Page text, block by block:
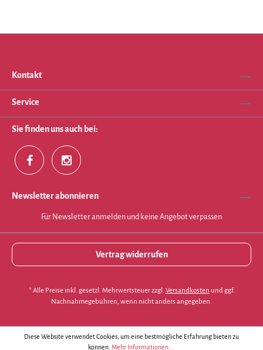
Kontakt
Service
Sie finden uns auch bei:
Newsletter abonnieren
Für Newsletter anmelden und keine Angebot verpassen
Vertrag widerrufen
* Alle Preise inkl. gesetzl. Mehrwertsteuer zzgl. Versandkosten und ggf.
Nachnahmegebühren, wenn nicht anders angegeben.
Diese Website verwendet Cookies, um eine bestmögliche Erfahrung bieten zu
können. Mehr Informationen ...